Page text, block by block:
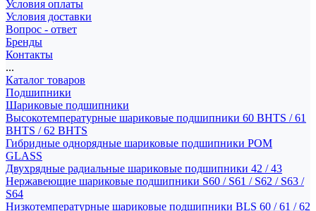
Условия оплаты
Условия доставки
Вопрос - ответ
Бренды
Контакты
...
Каталог товаров
Подшипники
Шариковые подшипники
Высокотемпературные шариковые подшипники 60 BHTS / 61
BHTS / 62 BHTS
Гибридные однорядные шариковые подшипники POM
GLASS
Двухрядные радиальные шариковые подшипники 42 / 43
Нержавеющие шариковые подшипники S60 / S61 / S62 / S63 /
S64
Низкотемпературные шариковые подшипники BLS 60 / 61 / 62